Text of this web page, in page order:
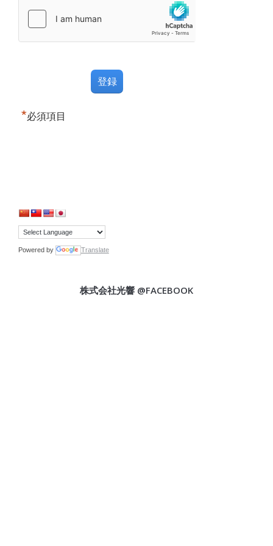
*必須項目
Powered by Translate
株式会社光響 @FACEBOOK